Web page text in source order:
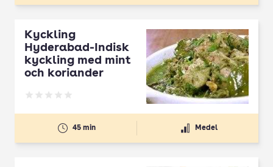
Kyckling
Hyderabad-Indisk
kyckling med mint
och koriander
Betyg: 0 av 5
45 min Medel